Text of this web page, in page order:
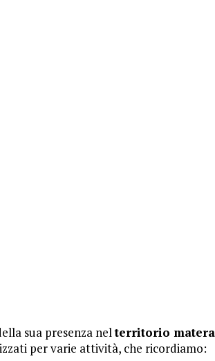
sua presenza nelterritorio
per varie attività, che ricordiamo: